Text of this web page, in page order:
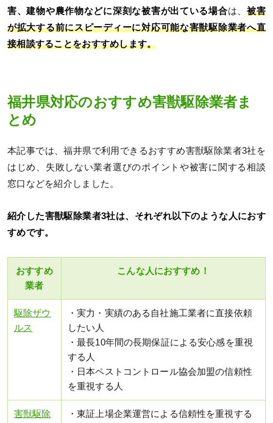
害、建物や農作物などに深刻な被害が出ている場合は、 被害
が拡大する前にスピーディーに対応可能な害獣駆除業者へ直
接相談することをおすすめします。
福井県対応のおすすめ害獣駆除業者ま
とめ
本記事では、福井県で利用できるおすすめ害獣駆除業者3社を
はじめ、失敗しない業者選びのポイントや被害に関する相談
窓口などを紹介しました。
紹介した害獣駆除業者3社は、それぞれ以下のような人におす
すめです。
おすすめ
業者
こんな人におすすめ！
駆除ザウ
ルス
・実力・実績のある自社施工業者に直接依頼
したい人
・最長10年間の長期保証による安心感を重視
する人
・日本ペストコントロール協会加盟の信頼性
を重視する人
害獣駆除
・東証上場企業運営による信頼性を重視する